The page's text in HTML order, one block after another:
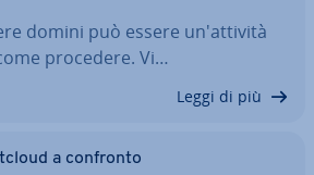
domini può essere un'at­ti­vi­tà
procedere. Vi…
Leggi di più
a confronto